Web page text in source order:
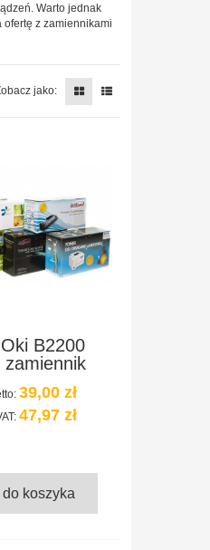
Warto jednak
ofertę z zamiennikami
jako:
B2200
zamiennik
39,00 zł
47,97 zł
koszyka